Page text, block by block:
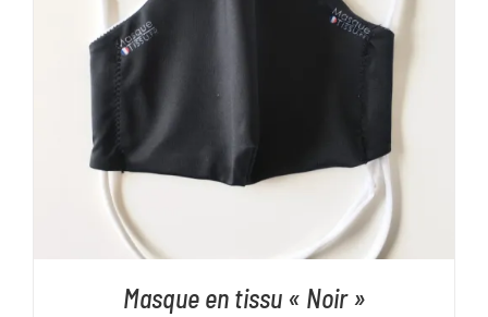
AJOUTER AU PANIER
Masque en tissu « Noir »